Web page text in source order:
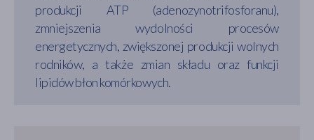
produkcji ATP (adenozynotrifosforanu),
zmniejszenia wydolności procesów
energetycznych, zwiększonej produkcji wolnych
rodników, a także zmian składu oraz funkcji
lipidów błon komórkowych.